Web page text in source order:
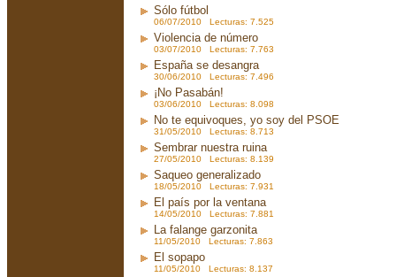
Sólo fútbol
06/07/2010 Lecturas: 7.525
Violencia de número
03/07/2010 Lecturas: 7.763
España se desangra
30/06/2010 Lecturas: 7.496
¡No Pasabán!
03/06/2010 Lecturas: 8.098
No te equivoques, yo soy del PSOE
31/05/2010 Lecturas: 8.713
Sembrar nuestra ruina
27/05/2010 Lecturas: 8.139
Saqueo generalizado
18/05/2010 Lecturas: 7.931
El país por la ventana
14/05/2010 Lecturas: 7.881
La falange garzonita
11/05/2010 Lecturas: 7.863
El sopapo
11/05/2010 Lecturas: 8.137